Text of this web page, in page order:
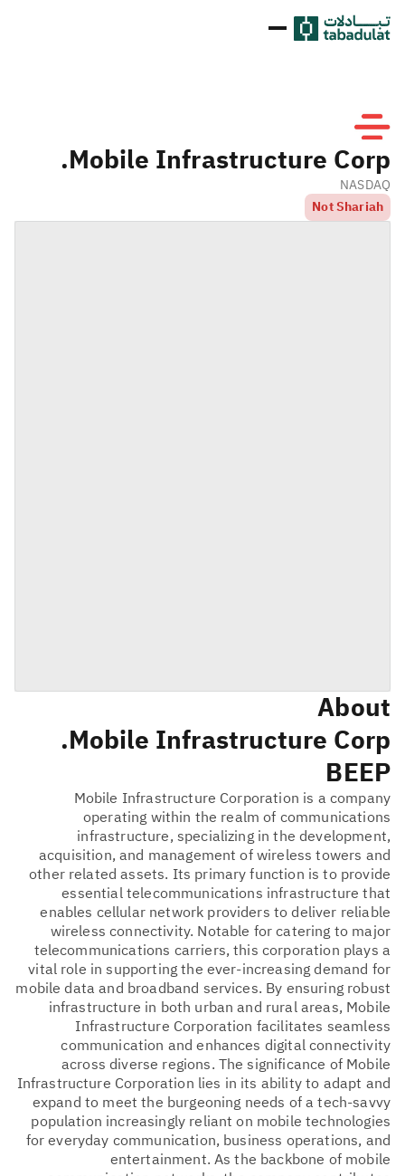
Mobile Infrastructure Corp.
NASDAQ
Not Shariah
About
Mobile Infrastructure Corp.
BEEP
Mobile Infrastructure Corporation is a company
operating within the realm of communications
infrastructure, specializing in the development,
acquisition, and management of wireless towers and
other related assets. Its primary function is to provide
essential telecommunications infrastructure that
enables cellular network providers to deliver reliable
wireless connectivity. Notable for catering to major
telecommunications carriers, this corporation plays a
vital role in supporting the ever-increasing demand for
mobile data and broadband services. By ensuring robust
infrastructure in both urban and rural areas, Mobile
Infrastructure Corporation facilitates seamless
communication and enhances digital connectivity
across diverse regions. The significance of Mobile
Infrastructure Corporation lies in its ability to adapt and
expand to meet the burgeoning needs of a tech-savvy
population increasingly reliant on mobile technologies
for everyday communication, business operations, and
entertainment. As the backbone of mobile